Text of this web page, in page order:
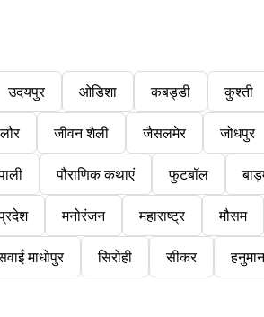
उदयपुर ओडिशा कबड्डी कुश्ती
जीवन शैली जैसलमेर जोधपुर
पौराणिक कथाएं फुटबॉल
मनोरंजन महाराष्ट्र मौसम
माधोपुर सिरोही सीकर